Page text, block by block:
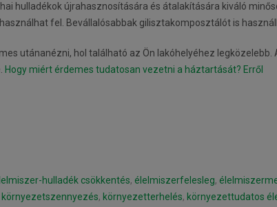
hulladékok újrahasznosítására és átalakítására kiváló
fel. Bevállalósabbak gilisztakomposztálót is
utánanézni, hol található az Ön lakóhelyéhez legközelebb.
Hogy miért érdemes tudatosan vezetni a háztartását? Erről
hulladék csökkentés, élelmiszerfelesleg,
környezetszennyezés, környezetterhelés, környezettudatos